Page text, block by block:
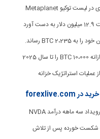
[ad_1] شرکت سرمایه گذاری در لیست توکیو Metaplanet
135 BTC اضافی را با قیمت 12.9 میلیون دلار به دست آورد
و کل دارایی های بیت کوین خود را به 2،235 BTC رساند.
این شرکت اهداف بلندپروازانه 10،000 BTC را تا سال 2025
[ad_1] سهام AMD قبل از رویداد سه ماهه درآمد NVDA
خورده پس از تلاش